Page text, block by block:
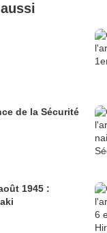
de la Sécurité
1945 :